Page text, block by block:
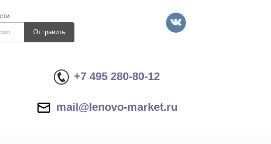
Отправить
+7 495 280-80-12
mail@lenovo-market.ru